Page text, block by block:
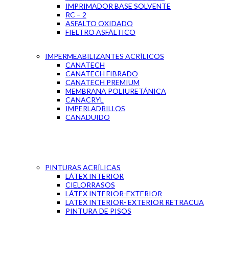
IMPRIMADOR BASE SOLVENTE
RC – 2
ASFALTO OXIDADO
FIELTRO ASFÁLTICO
IMPERMEABILIZANTES ACRÍLICOS
CANATECH
CANATECH FIBRADO
CANATECH PREMIUM
MEMBRANA POLIURETÁNICA
CANACRYL
IMPERLADRILLOS
CANADUIDO
PINTURAS ACRÍLICAS
LÁTEX INTERIOR
CIELORRASOS
LÁTEX INTERIOR-EXTERIOR
LATEX INTERIOR- EXTERIOR RETRACUA
PINTURA DE PISOS